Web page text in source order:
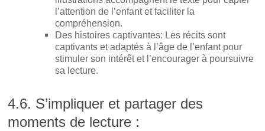
l’attention de l’enfant et faciliter la
compréhension.
Des histoires captivantes: Les récits sont
captivants et adaptés à l’âge de l’enfant pour
stimuler son intérêt et l’encourager à poursuivre
sa lecture.
4.6. S’impliquer et partager des
moments de lecture :